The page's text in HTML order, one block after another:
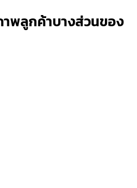
พลูกค้าบางส่วนของ